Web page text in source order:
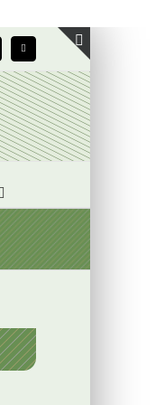
Email
Toggle
area
barra
scorrevole